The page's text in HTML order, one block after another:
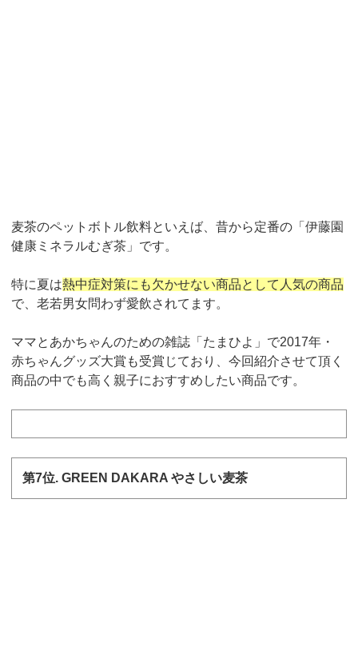
麦茶のペットボトル飲料といえば、昔から定番の「伊藤園
健康ミネラルむぎ茶」です。
特に夏は熱中症対策にも欠かせない商品として人気の商品
で、老若男女問わず愛飲されてます。
ママとあかちゃんのための雑誌「たまひよ」で2017年・
赤ちゃんグッズ大賞も受賞じており、今回紹介させて頂く
商品の中でも高く親子におすすめしたい商品です。
第7位. GREEN DAKARAやさしい麦茶